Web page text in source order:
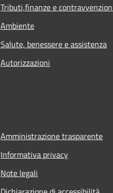
Tributi,finanze e
Ambiente
Salute, benessere e assistenza
Autorizzazioni
Amministrazione trasparente
Informativa privacy
Note legali